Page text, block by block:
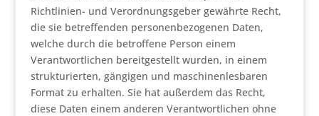
Richtlinien- und Verordnungsgeber gewährte Recht,
die sie betreffenden personenbezogenen Daten,
welche durch die betroffene Person einem
Verantwortlichen bereitgestellt wurden, in einem
strukturierten, gängigen und maschinenlesbaren
Format zu erhalten. Sie hat außerdem das Recht,
diese Daten einem anderen Verantwortlichen ohne